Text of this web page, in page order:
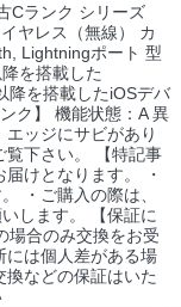
ランク シリーズ
ヤレス（無線） カ
Lightningポート 型
を搭載した
降を搭載したiOSデバ
ク】 機能状態：A 異
ッジにサビがあり
下さい。 【特記事
けとなります。 ・
・ご購入の際は、
します。 【保証に
場合のみ交換をお受
には個人差がある場
などの保証はいた